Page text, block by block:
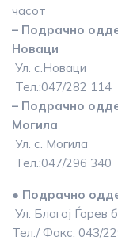
часот
– Подрачно
Новаци
Ул. с.Новаци
Тел.:047/282 114
– Подрачно
Могила
Ул. с. Могила
Тел.:047/296 340
● Подрачно
Ул. Благој Ѓорев
Тел./ Факс: 043/